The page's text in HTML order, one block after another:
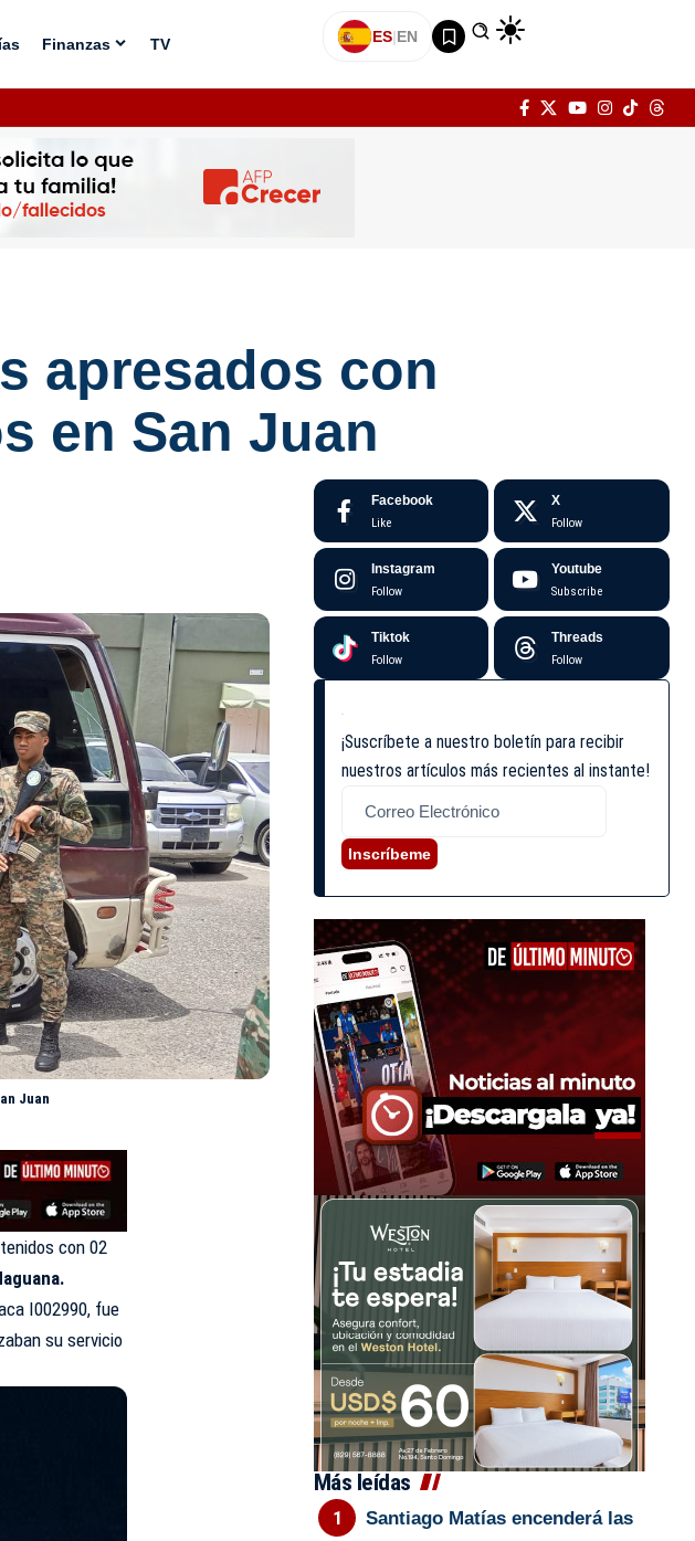
Finanzas TV ES|EN
apresados con
en San Juan
Juan
con 02
I002990, fue
su servicio
Facebook
Like
X
Follow
Instagram
Follow
Youtube
Subscribe
Tiktok
Follow
Threads
Follow
¡Suscríbete a nuestro boletín para recibir
nuestros artículos más recientes al instante!
Inscríbeme
Más leídas
Santiago Matías encenderá las